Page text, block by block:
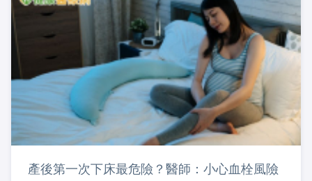
產後第一次下床最危險？醫師：小心血栓風險